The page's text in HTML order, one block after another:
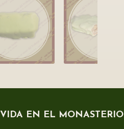
VIDA EN EL MONASTERIO